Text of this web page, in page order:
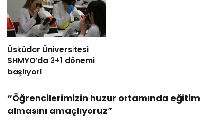
Üsküdar Üniversitesi
SHMYO’da 3+1 dönemi
başlıyor!
“Öğrencilerimizin huzur ortamında eğitim
almasını amaçlıyoruz”